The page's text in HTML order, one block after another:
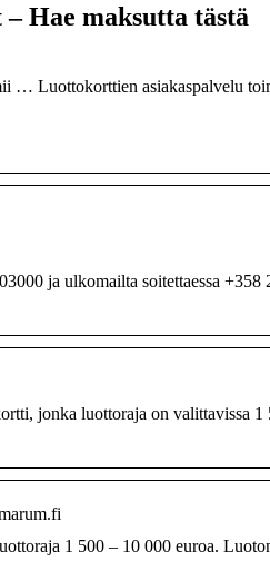
Hae maksutta tästä
… Luottokorttien asiakaspalvelu
ja ulkomailta soitettaessa +358
jonka luottoraja on valittavissa
1 500 – 10 000 euroa.